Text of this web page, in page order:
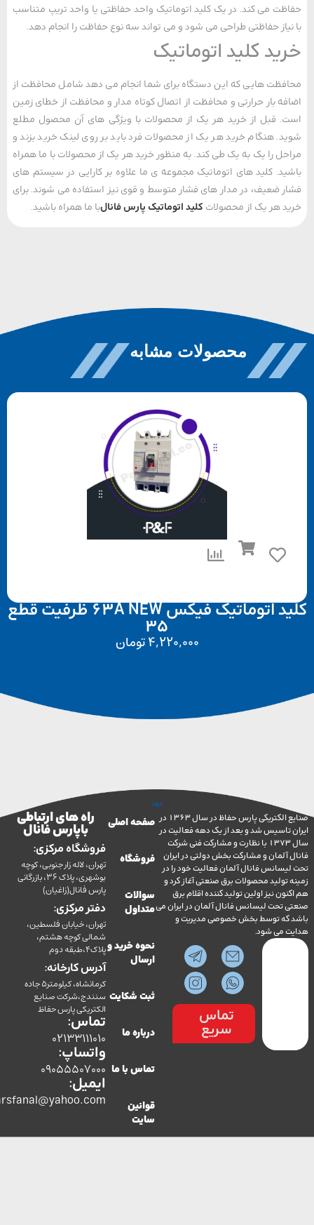
می کند. در یک کلید اتوماتیک واحد حفاظتی یا واحد تریپ متناسب
حفاظتی طراحی می شود و می تواند سه نوع حفاظت را انجام دهد.
کلید اتوماتیک
هایی که این دستگاه برای شما انجام می دهد شامل محافظت از
بار حرارتی و محافظت از اتصال کوتاه مدار و محافظت از خطای زمین
قبل از خرید هر یک از محصولات با ویژگی های آن محصول مطلع
هنگام خرید هر یک از محصولات فرد باید بر روی لینک خرید بزند و
را یک به یک طی کند. به منظور خرید هر یک از محصولات با ما همراه
کلید های اتوماتیک مجموعه ی ما علاوه بر کارایی در سیستم‌ های
ضعیف، در مدار های فشار متوسط و قوی نیز استفاده می ‌شوند. برای
هر یک از محصولاتکلید اتوماتیک پارس فانال با ما همراه باشید.
محصولات مشابه
کلید اتوماتیک فیکس 63A NEW ظرفیت قطع
4,220,000تومان
صنایع الکتریکی پارس حفاظ در سال 1363 در
شد و بعد از یک دهه فعالیت در
سال 1373 با نظارت و مشارکت فنی شرکت
و مشارکت بخش دولتی در ایران
فانال آلمان فعالیت خود را در
محصولات برق صنعتی آغاز کرد و
نیز اولین تولید کننده اقلام برق
لیسانس فانال آلمان در ایران می
توسط بخش خصوصی مدیریت و
می شود.
تماس
سریع
صفحه اصلی
فروشگاه
سوالات
متداول
نحوه خرید و
ثبت شکایت
درباره ما
تماس با ما
قوانین
راه های ارتباطی
با پارس فانال
فروشگاه مرکزی:
تهران، لاله زار جنوبی، کوچه
بوشهری، پلاک 36، بازرگانی
پارس فانال(زاغیان)
دفتر مرکزی:
تهران، خیابان فلسطین،
شمالی کوچه هشتم،
پلاک4،طبقه دوم
آدرس کارخانه:
کرمانشاه، کیلومتر5 جاده
سنندج،شرکت صنایع
الکتریکی پارس حفاظ
تماس:
02133111010
واتساپ:
09055507000
ایمیل:
co.parsfanal@yahoo.com